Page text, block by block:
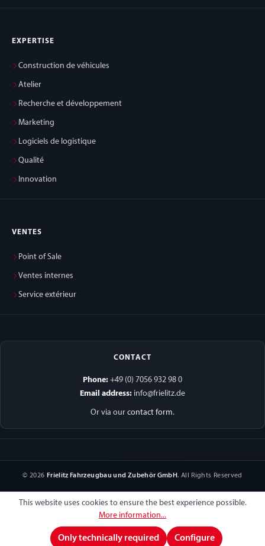
EXPERTISE
Construction de véhicules
Atelier
Recherche et développement
Marketing
Logiciels de logistique
Qualité
Innovation
VENTES
Point of Sale
Ventes internes
Service extérieur
CONTACT
Phone: +49 (0) 7056 932 98 0
Email address: info@frielitz.de
Or via our contact form.
© 2026 Frielitz Fahrzeugbau und Zubehör GmbH. All Rights Reserved
This website uses cookies to ensure the best experience possible.
More information...
Only technically required Configure